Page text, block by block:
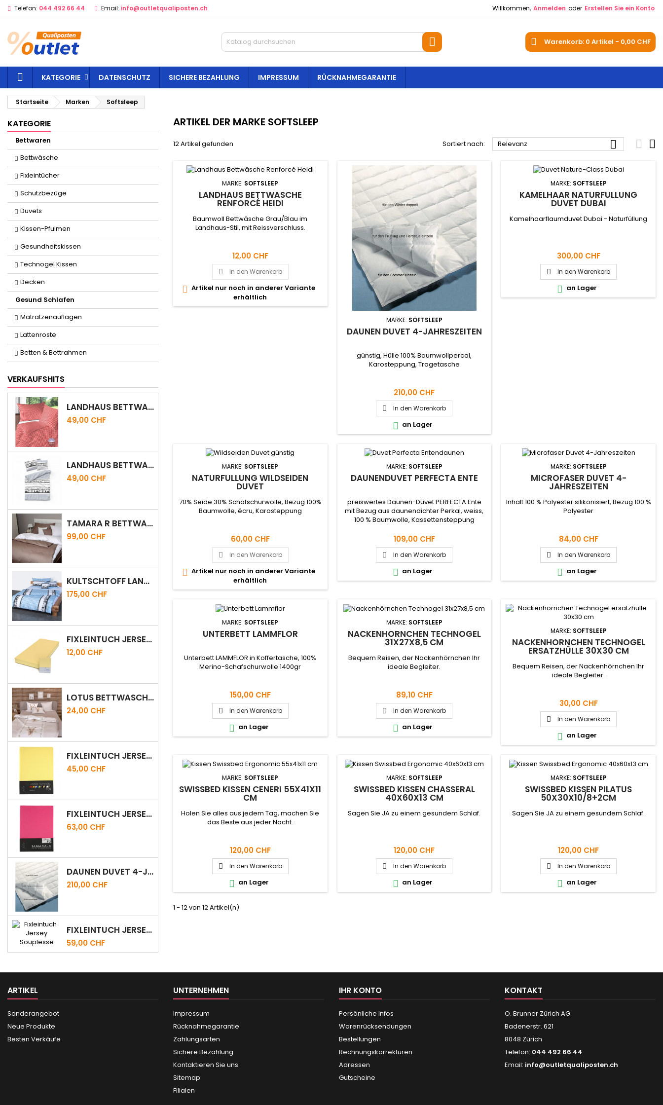
Telefon: 044 492 66 44 Email: info@outletqualiposten.ch Willkommen, Anmelden oder Erstellen Sie ein Konto
Warenkorb 0 Artikel - 0,00 CHF
STARTSEITE
KATEGORIE DATENSCHUTZ SICHERE BEZAHLUNG IMPRESSUM RÜCKNAHMEGARANTIE
Startseite Marken Softsleep
KATEGORIE
Bettwaren
Bettwäsche
Fixleintücher
Schutzbezüge
Duvets
Kissen-Pfulmen
Gesundheitskissen
Technogel Kissen
Decken
Gesund Schlafen
Matratzenauflagen
Lattenroste
Betten & Bettrahmen
VERKAUFSHITS
LANDHAUS BETTWÄSCHE KÖLSCH
49,00 CHF
LANDHAUS BETTWÄSCHE RENFORCÉ ALBULA
49,00 CHF
TAMARA R BETTWÄSCHE SATIN SEERSUCKER UNI HIGHSPEED
99,00 CHF
KULTSCHTOFF LANDHAUS BETTWÄSCHE EIDGENUSS
175,00 CHF
FIXLEINTUCH JERSEY JESSICA
12,00 CHF
LOTUS BETTWÄSCHE CRÉATION SATIN ANDRI
24,00 CHF
FIXLEINTUCH JERSEY HIGHSPEED
45,00 CHF
FIXLEINTUCH JERSEY SELECTION
63,00 CHF
DAUNEN DUVET 4-JAHRESZEITEN
210,00 CHF
FIXLEINTUCH JERSEY LOTUS FIX SOUPLESSE
59,00 CHF
ARTIKEL DER MARKE SOFTSLEEP
12 Artikel gefunden Sortiert nach: Relevanz   
MARKE: SOFTSLEEP
LANDHAUS BETTWÄSCHE
RENFORCÉ HEIDI
Baumwoll Bettwäsche Grau/Blau im
Landhaus-Stil, mit Reissverschluss.
12,00 CHF
 In den Warenkorb
 Artikel nur noch in anderer Variante
erhältlich
MARKE: SOFTSLEEP
DAUNEN DUVET 4-JAHRESZEITEN
günstig, Hülle 100% Baumwollpercal,
Karosteppung, Tragetasche
210,00 CHF
 In den Warenkorb
 an Lager
MARKE: SOFTSLEEP
KAMELHAAR NATURFÜLLUNG
DUVET DUBAI
Kamelhaarflaumduvet Dubai - Naturfüllung
300,00 CHF
 In den Warenkorb
 an Lager
MARKE: SOFTSLEEP
NATURFÜLLUNG WILDSEIDEN
DUVET
70% Seide 30% Schafschurwolle, Bezug 100%
Baumwolle, écru, Karosteppung
60,00 CHF
 In den Warenkorb
 Artikel nur noch in anderer Variante
erhältlich
MARKE: SOFTSLEEP
DAUNENDUVET PERFECTA ENTE
preiswertes Daunen-Duvet PERFECTA Ente
mit Bezug aus daunendichter Perkal, weiss,
100 % Baumwolle, Kassettensteppung
109,00 CHF
 In den Warenkorb
 an Lager
MARKE: SOFTSLEEP
MICROFASER DUVET 4-
JAHRESZEITEN
Inhalt 100 % Polyester silikonisiert, Bezug 100 %
Polyester
84,00 CHF
 In den Warenkorb
 an Lager
MARKE: SOFTSLEEP
UNTERBETT LAMMFLOR
Unterbett LAMMFLOR in Koffertasche, 100%
Merino-Schafschurwolle 1400gr
150,00 CHF
 In den Warenkorb
 an Lager
MARKE: SOFTSLEEP
NACKENHÖRNCHEN TECHNOGEL
31X27X8,5 CM
Bequem Reisen, der Nackenhörnchen Ihr
ideale Begleiter.
89,10 CHF
 In den Warenkorb
 an Lager
MARKE: SOFTSLEEP
NACKENHÖRNCHEN TECHNOGEL
ERSATZHÜLLE 30X30 CM
Bequem Reisen, der Nackenhörnchen Ihr
ideale Begleiter.
30,00 CHF
 In den Warenkorb
 an Lager
MARKE: SOFTSLEEP
SWISSBED KISSEN CENERI 55X41X11
CM
Holen Sie alles aus jedem Tag, machen Sie
das Beste aus jeder Nacht.
120,00 CHF
 In den Warenkorb
 an Lager
MARKE: SOFTSLEEP
SWISSBED KISSEN CHASSERAL
40X60X13 CM
Sagen Sie JA zu einem gesundem Schlaf.
120,00 CHF
 In den Warenkorb
 an Lager
MARKE: SOFTSLEEP
SWISSBED KISSEN PILATUS
50X30X10/8+2CM
Sagen Sie JA zu einem gesundem Schlaf.
120,00 CHF
 In den Warenkorb
 an Lager
1 - 12 von 12 Artikel(n)
ARTIKEL
Sonderangebot
Neue Produkte
Besten Verkäufe
UNTERNEHMEN
Impressum
Rücknahmegarantie
Zahlungsarten
Sichere Bezahlung
Kontaktieren Sie uns
Sitemap
Filialen
IHR KONTO
Persönliche Infos
Warenrücksendungen
Bestellungen
Rechnungskorrekturen
Adressen
Gutscheine
KONTAKT
O. Brunner Zürich AG
Badenerstr. 621
8048 Zürich
Telefon: 044 492 66 44
Email: info@outletqualiposten.ch